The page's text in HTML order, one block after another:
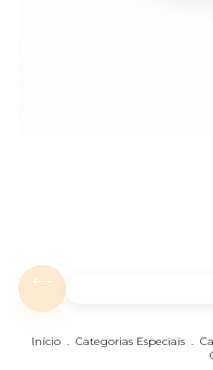
Início . Categorias Especiais .